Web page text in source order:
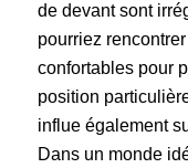
de devant sont
pourriez
confortables pour
position
influe également
Dans un monde